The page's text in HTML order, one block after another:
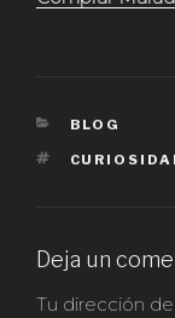
BLOG
Deja un
Tu dirección